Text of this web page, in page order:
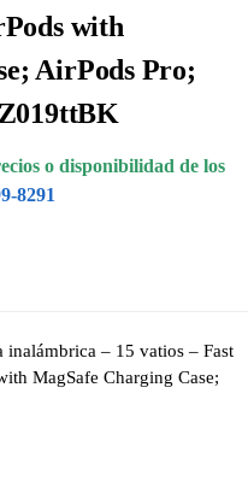
with
AirPods Pro;
o disponibilidad de los
8291
inalámbrica – 15 vatios – Fast
MagSafe Charging Case;